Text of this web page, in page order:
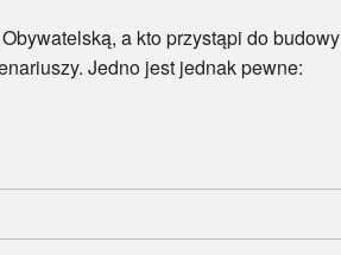
a kto przystąpi do budowy
Jedno jest jednak pewne: